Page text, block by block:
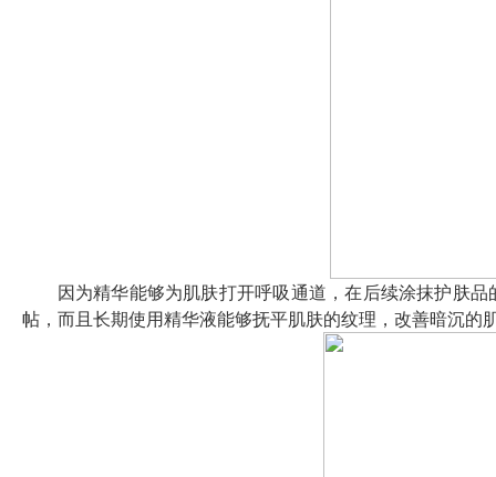
因为精华能够为肌肤打开呼吸通道，在后续涂抹护肤
帖，而且长期使用精华液能够抚平肌肤的纹理，改善暗沉